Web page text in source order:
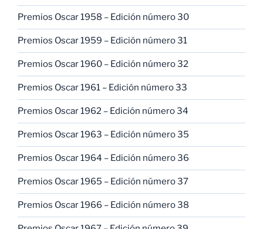
Premios Oscar 1958 – Edición número 30
Premios Oscar 1959 – Edición número 31
Premios Oscar 1960 – Edición número 32
Premios Oscar 1961 – Edición número 33
Premios Oscar 1962 – Edición número 34
Premios Oscar 1963 – Edición número 35
Premios Oscar 1964 – Edición número 36
Premios Oscar 1965 – Edición número 37
Premios Oscar 1966 – Edición número 38